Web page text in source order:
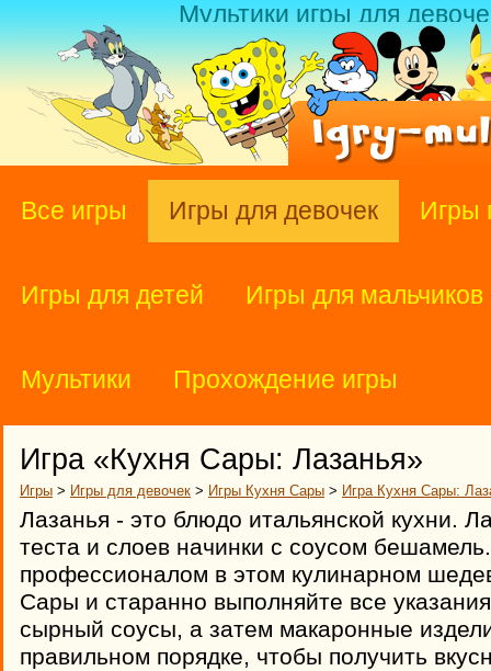
Мультики игры для
Все игры Игры для девочек Игры
Игры для детей Игры для мальчиков
Мультики Прохождение игры
Игра «Кухня Сары: Лазанья»
Игры > Игры для девочек > Игры Кухня Сары > Игра Кухня Сары:
Лазанья - это блюдо итальянской кухни.
теста и слоев начинки с соусом
профессионалом в этом кулинарном
Сары и старанно выполняйте все
сырный соусы, а затем макаронные
правильном порядке, чтобы получить